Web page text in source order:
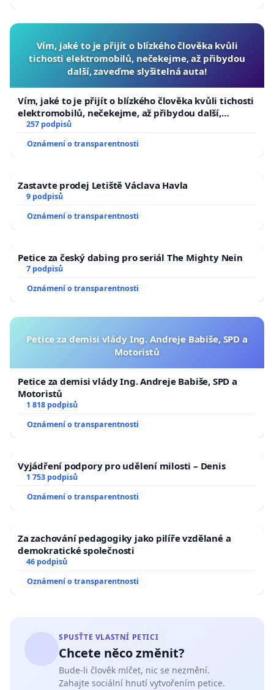
Vím, jaké to je přijít o blízkého člověka kvůli
tichosti elektromobilů, nečekejme, až přibydou
další, zaveďme slyšitelná auta!
Vím, jaké to je přijít o blízkého člověka kvůli tichosti
elektromobilů, nečekejme, až přibydou další,
zaveďme slyšitelná auta!
257 podpisů
Oznámení o transparentnosti
Zastavte prodej Letiště Václava Havla
9 podpisů
Oznámení o transparentnosti
Petice za český dabing pro seriál The Mighty Nein
7 podpisů
Oznámení o transparentnosti
Petice za demisi vlády Ing. Andreje Babiše, SPD a
Motoristů
Petice za demisi vlády Ing. Andreje Babiše, SPD a
Motoristů
1 818 podpisů
Oznámení o transparentnosti
Vyjádření podpory pro udělení milosti – Denis
1 753 podpisů
Oznámení o transparentnosti
Za zachování pedagogiky jako pilíře vzdělané a
demokratické společnosti
46 podpisů
Oznámení o transparentnosti
SPUSŤTE VLASTNÍ PETICI
Chcete něco změnit?
Bude-li člověk mlčet, nic se nezmění.
Zahajte sociální hnutí vytvořením petice.